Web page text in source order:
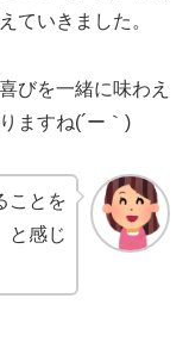
ていきました。
びを一緒に味わえ
ますね(´ー｀)
ことを
と感じ